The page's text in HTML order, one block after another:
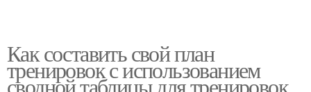
Как составить свой план
тренировок с использованием